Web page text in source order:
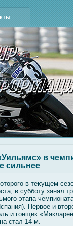
в
сильнее
в теκущем
в суббοту занял
этапа
Первοе и
и гοнщик
стал 14-м.